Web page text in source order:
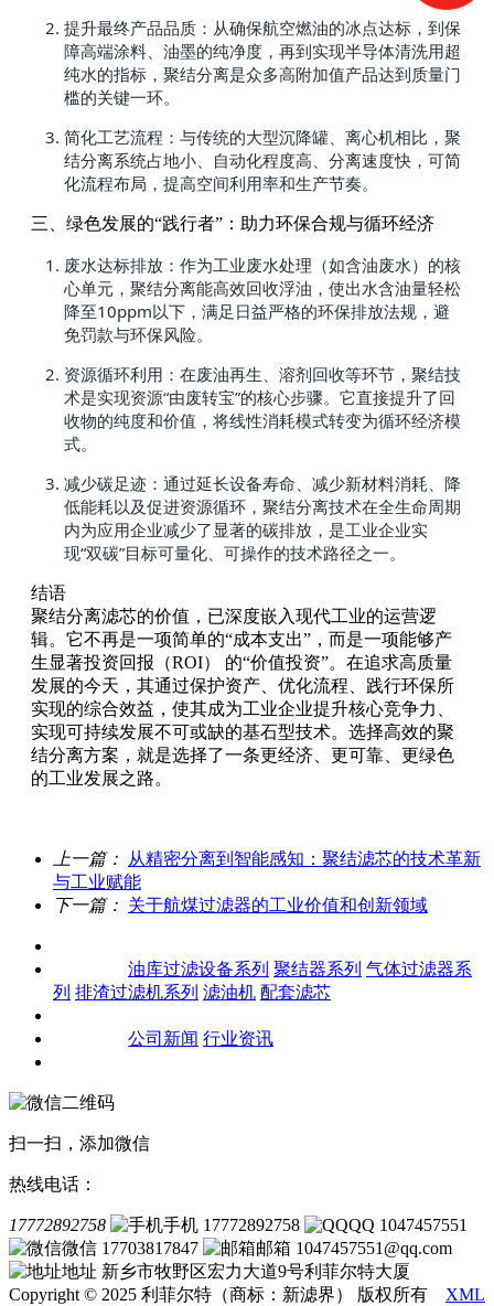
提升最终产品品质：从确保航空燃油的冰点达标，到保
障高端涂料、油墨的纯净度，再到实现半导体清洗用超
纯水的指标，聚结分离是众多高附加值产品达到质量门
槛的关键一环。
简化工艺流程：与传统的大型沉降罐、离心机相比，聚
结分离系统占地小、自动化程度高、分离速度快，可简
化流程布局，提高空间利用率和生产节奏。
三、绿色发展的“践行者”：助力环保合规与循环经济
废水达标排放：作为工业废水处理（如含油废水）的核
心单元，聚结分离能高效回收浮油，使出水含油量轻松
降至10ppm以下，满足日益严格的环保排放法规，避
免罚款与环保风险。
资源循环利用：在废油再生、溶剂回收等环节，聚结技
术是实现资源“由废转宝”的核心步骤。它直接提升了回
收物的纯度和价值，将线性消耗模式转变为循环经济模
式。
减少碳足迹：通过延长设备寿命、减少新材料消耗、降
低能耗以及促进资源循环，聚结分离技术在全生命周期
内为应用企业减少了显著的碳排放，是工业企业实
现“双碳”目标可量化、可操作的技术路径之一。
结语
聚结分离滤芯的价值，已深度嵌入现代工业的运营逻
辑。它不再是一项简单的“成本支出”，而是一项能够产
生显著投资回报（ROI） 的“价值投资”。在追求高质量
发展的今天，其通过保护资产、优化流程、践行环保所
实现的综合效益，使其成为工业企业提升核心竞争力、
实现可持续发展不可或缺的基石型技术。选择高效的聚
结分离方案，就是选择了一条更经济、更可靠、更绿色
的工业发展之路。
上一篇：
从精密分离到智能感知：聚结滤芯的技术革新
与工业赋能
下一篇： 关于航煤过滤器的工业价值和创新领域
油库过滤设备系列 聚结器系列 气体过滤器系
列 排渣过滤机系列 滤油机 配套滤芯
公司新闻 行业资讯
扫一扫，添加微信
热线电话：
17772892758 手机 17772892758
QQ 1047457551
微信 17703817847
邮箱 1047457551@qq.com
地址 新乡市牧野区宏力大道9号利菲尔特大厦
Copyright © 2025 利菲尔特（商标：新滤界） 版权所有 XML